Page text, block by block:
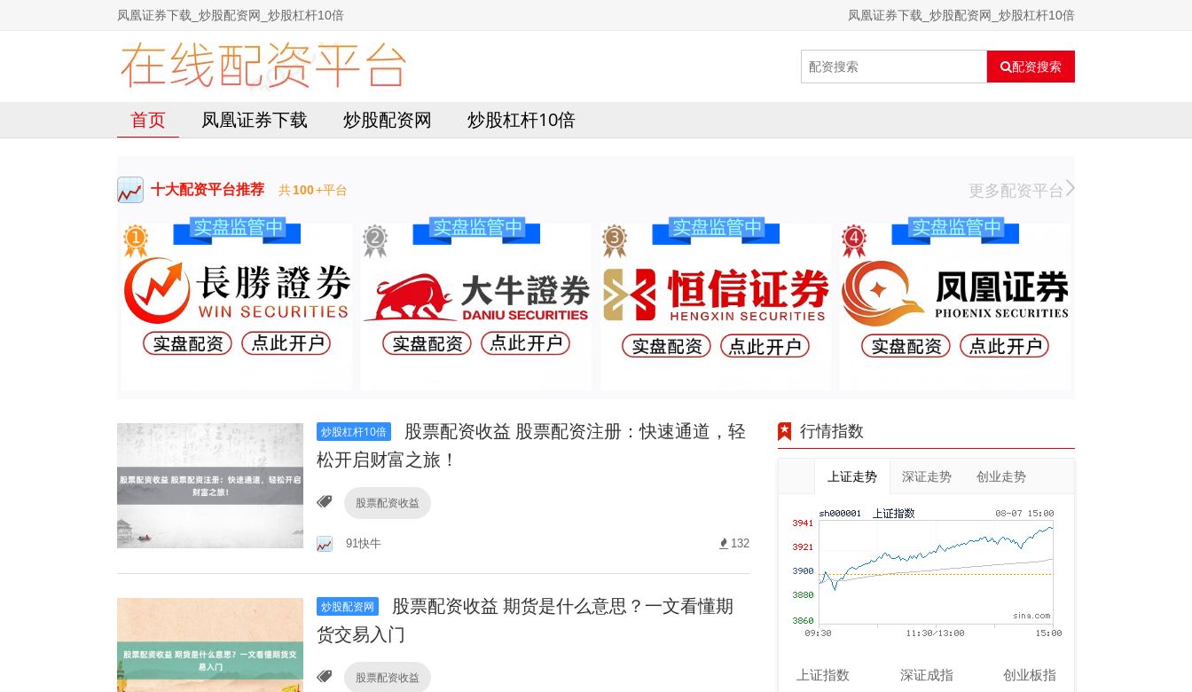
凤凰证券下载_炒股配资网_炒股杠杆10倍 凤凰证券下载_炒股配资网_炒股杠杆10倍
配资搜索
首页 凤凰证券下载 炒股配资网 炒股杠杆10倍
十大配资平台推荐 共100+平台 更多配资平台
炒股杠杆10倍
股票配资收益 股票配资注册：快速通道，轻
松开启财富之旅！
股票配资收益
91快牛 132
炒股配资网
股票配资收益 期货是什么意思？一文看懂期
货交易入门
股票配资收益
行情指数
上证走势 深证走势 创业走势
上证指数
深证成指
创业板指